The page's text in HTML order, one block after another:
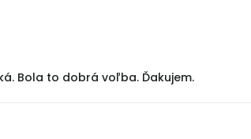
Bola to dobrá voľba. Ďakujem.